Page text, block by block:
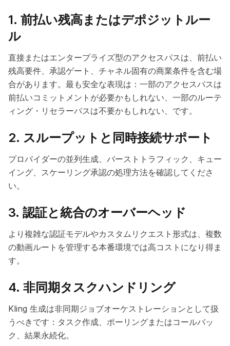
1. 前払い残高またはデポジットルー
ル
直接またはエンタープライズ型のアクセスパスは、前払い
残高要件、承認ゲート、チャネル固有の商業条件を含む場
合があります。最も安全な表現は：一部のアクセスパスは
前払いコミットメントが必要かもしれない、一部のルーテ
ィング・リセラーパスは不要かもしれない、です。
2. スループットと同時接続サポート
プロバイダーの並列生成、バーストトラフィック、キュー
イング、スケーリング承認の処理方法を確認してくださ
い。
3. 認証と統合のオーバーヘッド
より複雑な認証モデルやカスタムリクエスト形式は、複数
の動画ルートを管理する本番環境では高コストになり得ま
す。
4. 非同期タスクハンドリング
Kling 生成は非同期ジョブオーケストレーションとして扱
うべきです：タスク作成、ポーリングまたはコールバッ
ク、結果永続化。